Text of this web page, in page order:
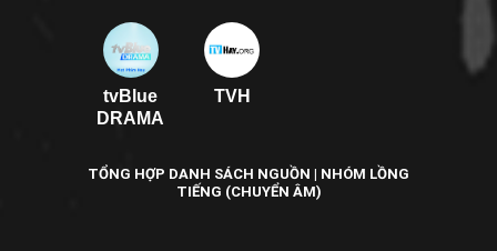
tvBlue
DRAMA
TVH
TỔNG HỢP DANH SÁCH NGUỒN | NHÓM LỒNG
TIẾNG (CHUYỂN ÂM)